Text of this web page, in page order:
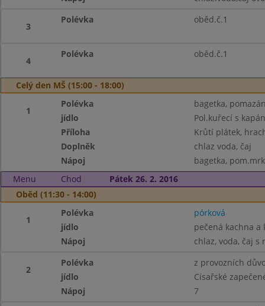
3
Polévka oběd.č.1
4
Polévka oběd.č.1
Celý den MŠ (15:00 - 18:00)
1
Polévka
bagetka,
jídlo
Pol.kuřecí s
Příloha
Krůtí plátek,
Doplněk
chlaz voda, čaj
Nápoj
bagetka,
Menu
Chod
Pátek 26. 2. 2016
Oběd (11:30 - 14:00)
1
Polévka
pórková
jídlo
pečená kachna
Nápoj
chlaz, voda, čaj s
2
Polévka
z provozních
jídlo
Císařské
Nápoj
7